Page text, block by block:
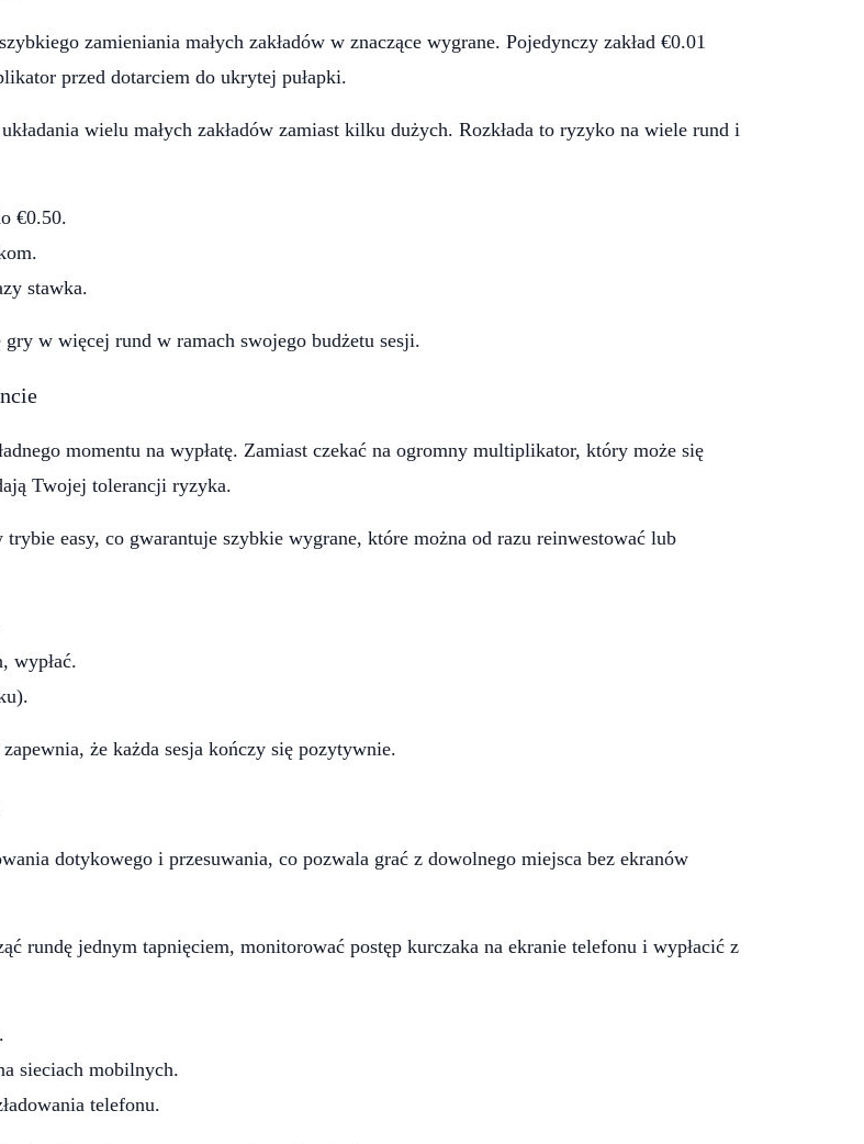
zamieniania małych zakładów w znaczące wygrane. Pojedynczy zakład €0.01
przed dotarciem do ukrytej pułapki.
wielu małych zakładów zamiast kilku dużych. Rozkłada to ryzyko na wiele rund i
€0.50.
stawka.
w więcej rund w ramach swojego budżetu sesji.
momentu na wypłatę. Zamiast czekać na ogromny multiplikator, który może się
Twojej tolerancji ryzyka.
easy, co gwarantuje szybkie wygrane, które można od razu reinwestować lub
wypłać.
że każda sesja kończy się pozytywnie.
dotykowego i przesuwania, co pozwala grać z dowolnego miejsca bez ekranów
rundę jednym tapnięciem, monitorować postęp kurczaka na ekranie telefonu i wypłacić z
sieciach mobilnych.
telefonu.